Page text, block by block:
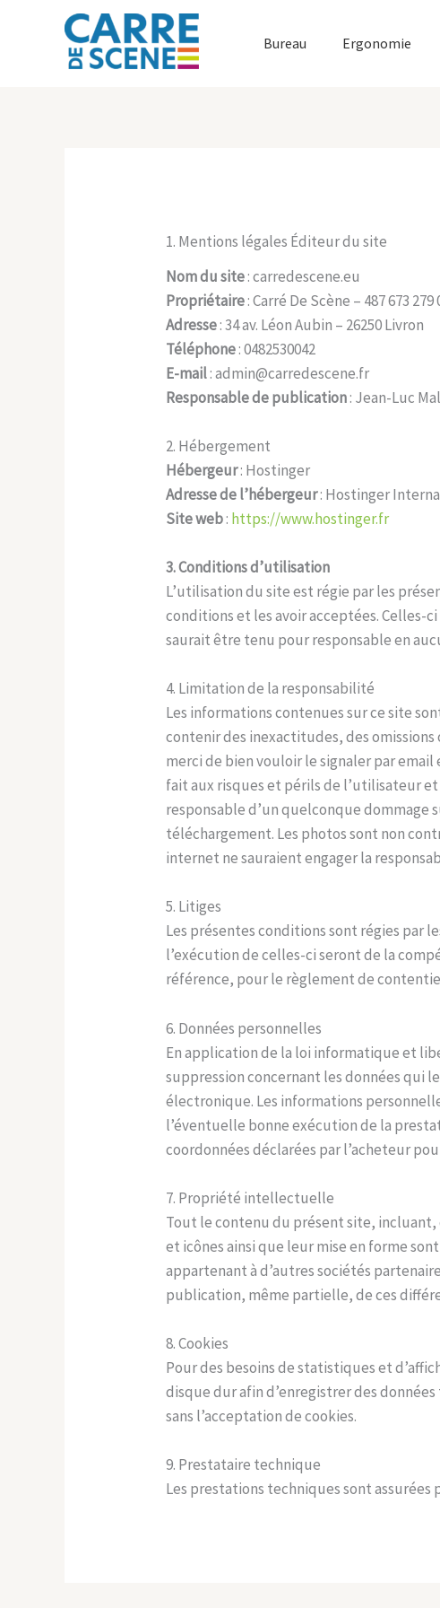
Bureau Ergonomie
1. Mentions légales Éditeur du site
Nom du site: carredescene.eu
Propriétaire: Carré De Scène – 487 673 279
Adresse: 34 av. Léon Aubin – 26250 Livron
Téléphone: 0482530042
E-mail: admin@carredescene.fr
Responsable de publication: Jean-Luc
2. Hébergement
Hébergeur: Hostinger
Adresse de l’hébergeur: Hostinger
Site web: https://www.hostinger.fr
3. Conditions d’utilisation
L’utilisation du site est régie par les
conditions et les avoir acceptées. Celles-
saurait être tenu pour responsable en
4. Limitation de la responsabilité
Les informations contenues sur ce site
contenir des inexactitudes, des
merci de bien vouloir le signaler par
fait aux risques et périls de l’utilisateur et
responsable d’un quelconque dommage
téléchargement. Les photos sont non
internet ne sauraient engager la
5. Litiges
Les présentes conditions sont régies
l’exécution de celles-ci seront de la
référence, pour le règlement de
6. Données personnelles
En application de la loi informatique et
suppression concernant les données qui
électronique. Les informations
l’éventuelle bonne exécution de la
coordonnées déclarées par l’acheteur
7. Propriété intellectuelle
Tout le contenu du présent site, incluant,
et icônes ainsi que leur mise en forme
appartenant à d’autres sociétés
publication, même partielle, de ces
8. Cookies
Pour des besoins de statistiques et
disque dur afin d’enregistrer des
sans l’acceptation de cookies.
9. Prestataire technique
Les prestations techniques sont assurées